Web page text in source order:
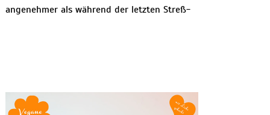
angenehmer als während der letzten Streß-